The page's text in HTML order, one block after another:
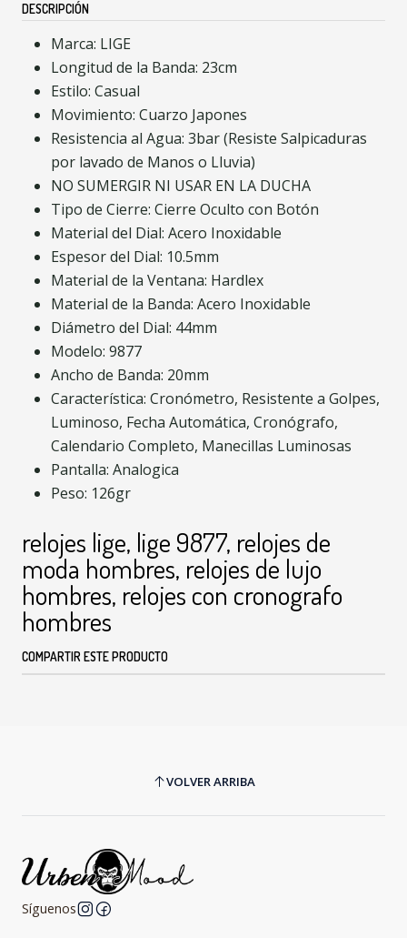
DESCRIPCIÓN
Marca: LIGE
Longitud de la Banda: 23cm
Estilo: Casual
Movimiento: Cuarzo Japones
Resistencia al Agua: 3bar (Resiste Salpicaduras
por lavado de Manos o Lluvia)
NO SUMERGIR NI USAR EN LA DUCHA
Tipo de Cierre: Cierre Oculto con Botón
Material del Dial: Acero Inoxidable
Espesor del Dial: 10.5mm
Material de la Ventana: Hardlex
Material de la Banda: Acero Inoxidable
Diámetro del Dial: 44mm
Modelo: 9877
Ancho de Banda: 20mm
Característica: Cronómetro, Resistente a Golpes,
Luminoso, Fecha Automática, Cronógrafo,
Calendario Completo, Manecillas Luminosas
Pantalla: Analogica
Peso: 126gr
relojes lige, lige 9877, relojes de
moda hombres, relojes de lujo
hombres, relojes con cronografo
hombres
COMPARTIR ESTE PRODUCTO
VOLVER ARRIBA
Síguenos